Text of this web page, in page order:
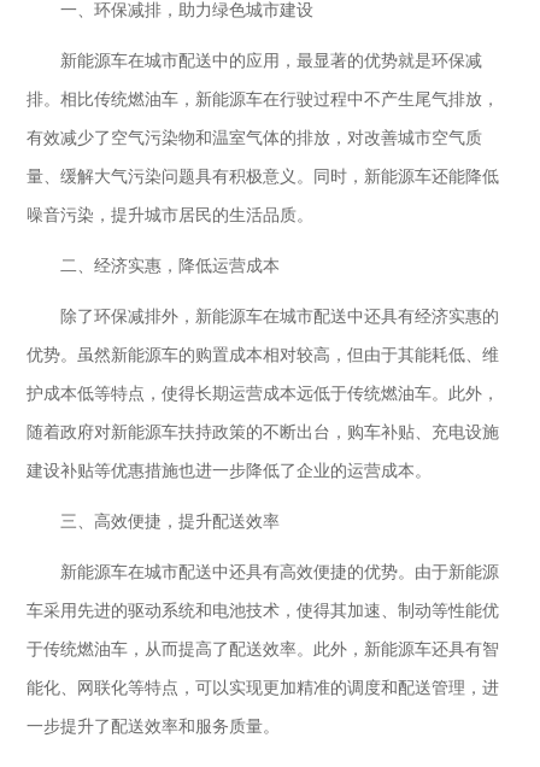
一、环保减排，助力绿色城市建设
新能源车在城市配送中的应用，最显著的优势就是环保减
排。相比传统燃油车，新能源车在行驶过程中不产生尾气排放，
有效减少了空气污染物和温室气体的排放，对改善城市空气质
量、缓解大气污染问题具有积极意义。同时，新能源车还能降低
噪音污染，提升城市居民的生活品质。
二、经济实惠，降低运营成本
除了环保减排外，新能源车在城市配送中还具有经济实惠的
优势。虽然新能源车的购置成本相对较高，但由于其能耗低、维
护成本低等特点，使得长期运营成本远低于传统燃油车。此外，
随着政府对新能源车扶持政策的不断出台，购车补贴、充电设施
建设补贴等优惠措施也进一步降低了企业的运营成本。
三、高效便捷，提升配送效率
新能源车在城市配送中还具有高效便捷的优势。由于新能源
车采用先进的驱动系统和电池技术，使得其加速、制动等性能优
于传统燃油车，从而提高了配送效率。此外，新能源车还具有智
能化、网联化等特点，可以实现更加精准的调度和配送管理，进
一步提升了配送效率和服务质量。